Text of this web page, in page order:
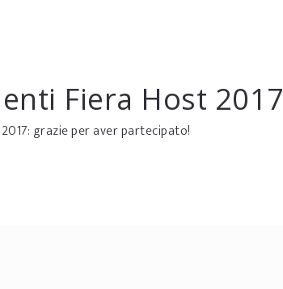
Fiera Host 2017
grazie per aver partecipato!